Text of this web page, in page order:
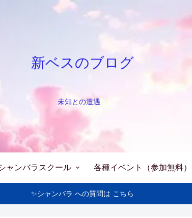
新ベスのブログ
未知との遭遇
ャンバラスクール 各種イベント（参加無料）
✨シャンバラ への質問は こちら